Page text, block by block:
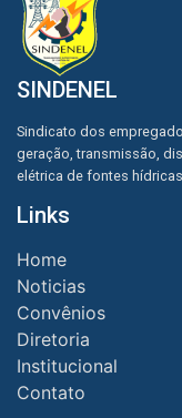
SINDENEL
Sindicato dos
geração, transmissão,
elétrica de fontes
Links
Home
Noticias
Convênios
Diretoria
Institucional
Contato